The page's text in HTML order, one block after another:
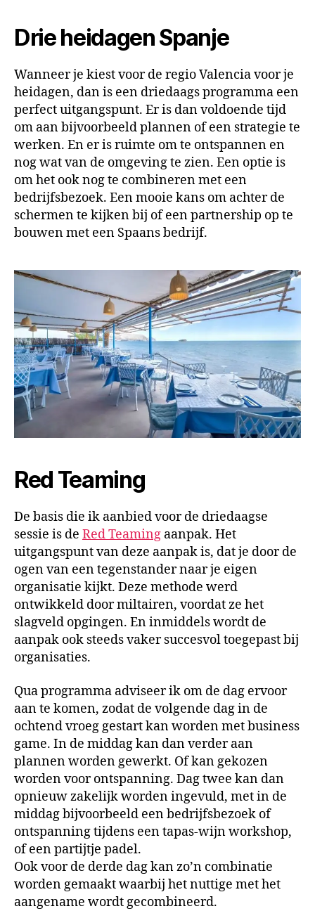
Drie heidagen Spanje
Wanneer je kiest voor de regio Valencia voor je
heidagen, dan is een driedaags programma een
perfect uitgangspunt. Er is dan voldoende tijd
om aan bijvoorbeeld plannen of een strategie te
werken. En er is ruimte om te ontspannen en
nog wat van de omgeving te zien. Een optie is
om het ook nog te combineren met een
bedrijfsbezoek. Een mooie kans om achter de
schermen te kijken bij of een partnership op te
bouwen met een Spaans bedrijf.
Red Teaming
De basis die ik aanbied voor de driedaagse
sessie is de Red Teaming aanpak. Het
uitgangspunt van deze aanpak is, dat je door de
ogen van een tegenstander naar je eigen
organisatie kijkt. Deze methode werd
ontwikkeld door miltairen, voordat ze het
slagveld opgingen. En inmiddels wordt de
aanpak ook steeds vaker succesvol toegepast bij
organisaties.
Qua programma adviseer ik om de dag ervoor
aan te komen, zodat de volgende dag in de
ochtend vroeg gestart kan worden met business
game. In de middag kan dan verder aan
plannen worden gewerkt. Of kan gekozen
worden voor ontspanning. Dag twee kan dan
opnieuw zakelijk worden ingevuld, met in de
middag bijvoorbeeld een bedrijfsbezoek of
ontspanning tijdens een tapas-wijn workshop,
of een partijtje padel.
Ook voor de derde dag kan zo’n combinatie
worden gemaakt waarbij het nuttige met het
aangename wordt gecombineerd.